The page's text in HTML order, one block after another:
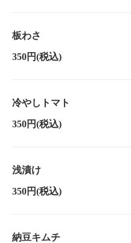
板わさ
350円(税込)
冷やしトマト
350円(税込)
浅漬け
350円(税込)
納豆キムチ